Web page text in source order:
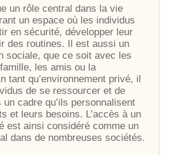
un rôle central dans la vie
un espace où les individus
en sécurité, développer leur
des routines. Il est aussi un
sociale, que ce soit avec les
les amis ou la
tant qu’environnement privé, il
de se ressourcer et de
un cadre qu’ils personnalisent
et leurs besoins. L’accès à un
est ainsi considéré comme un
dans de nombreuses sociétés.